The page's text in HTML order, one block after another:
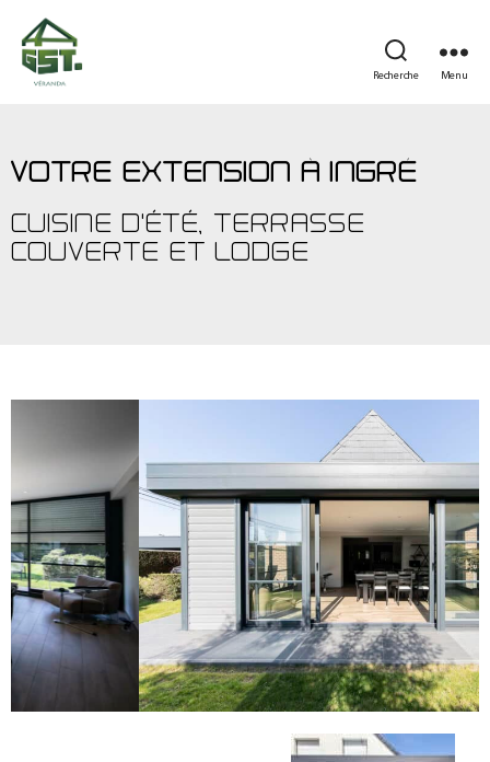
Recherche Menu
VOTRE EXTENSION À INGRÉ
CUISINE D'ÉTÉ, TERRASSE
COUVERTE ET LODGE